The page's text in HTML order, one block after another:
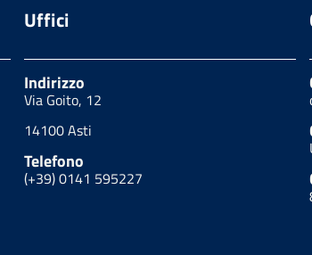
Uffici
Indirizzo
Via Goito, 12
14100 Asti
Telefono
(+39) 0141 595227